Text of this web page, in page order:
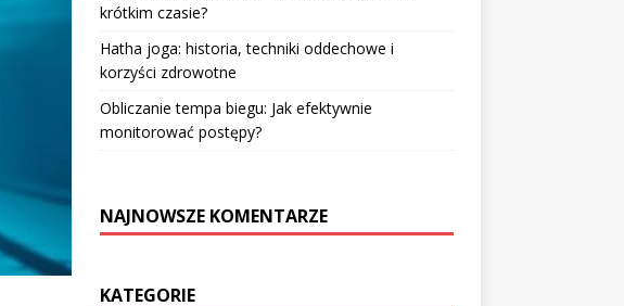
krótkim czasie?
Hatha joga: historia, techniki oddechowe i
korzyści zdrowotne
Obliczanie tempa biegu: Jak efektywnie
monitorować postępy?
NAJNOWSZE KOMENTARZE
KATEGORIE